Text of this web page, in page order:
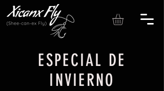
ESPECIAL DE
INVIERNO